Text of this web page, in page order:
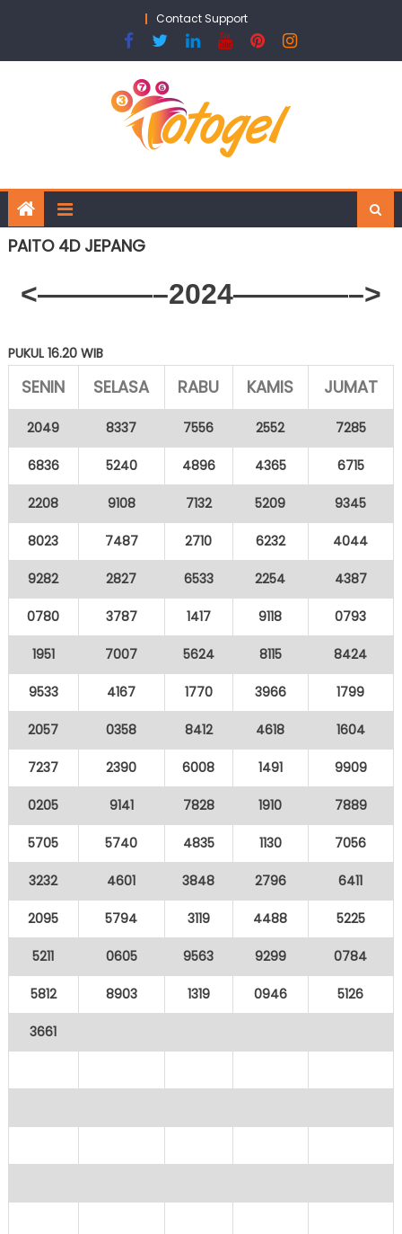
Contact Support
PAITO 4D JEPANG
<————–2024————–>
PUKUL 16.20 WIB
SENIN SELASA RABU KAMIS JUMAT
2049 8337 7556 2552 7285
6836 5240 4896 4365 6715
2208 9108 7132 5209 9345
8023 7487 2710 6232 4044
9282 2827 6533 2254 4387
0780 3787 1417 9118 0793
1951 7007 5624 8115 8424
9533 4167 1770 3966 1799
2057 0358 8412 4618 1604
7237 2390 6008 1491 9909
0205 9141 7828 1910 7889
5705 5740 4835 1130 7056
3232 4601 3848 2796 6411
2095 5794 3119 4488 5225
5211 0605 9563 9299 0784
5812 8903 1319 0946 5126
3661